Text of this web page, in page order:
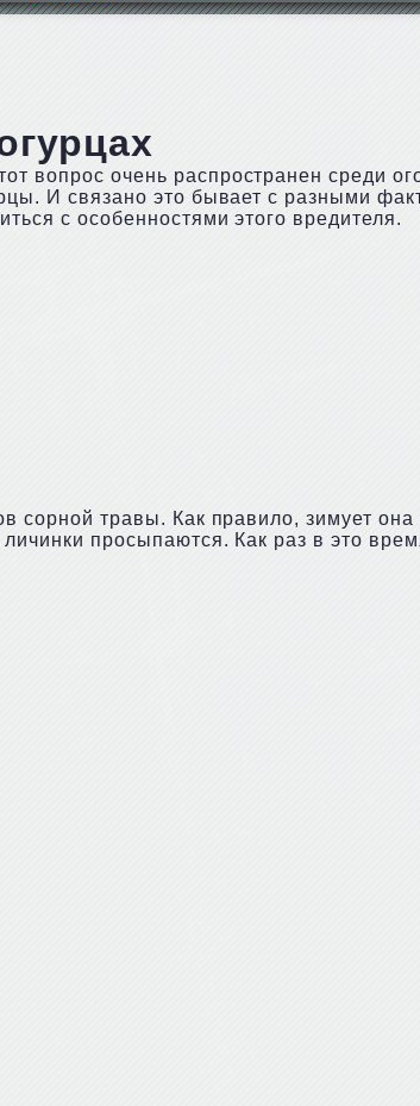
вопрос очень распространен среди
И связано это бывает с разными
с особенностями этого вредителя.
сорной травы. Как правило, зимует
просыпаются. Как раз в это